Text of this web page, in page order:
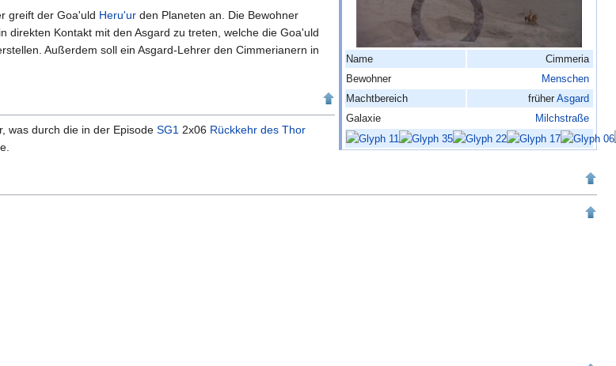
Name
Cimmeria
Bewohner
Menschen
Machtbereich
früher Asgard
Galaxie
Milchstraße
greift der Goa'uld Heru'ur den Planeten an. Die Bewohner
direkten Kontakt mit den Asgard zu treten, welche die Goa'uld
Außerdem soll ein Asgard-Lehrer den Cimmerianern in
was durch die in der Episode SG1 2x06 Rückkehr des Thor